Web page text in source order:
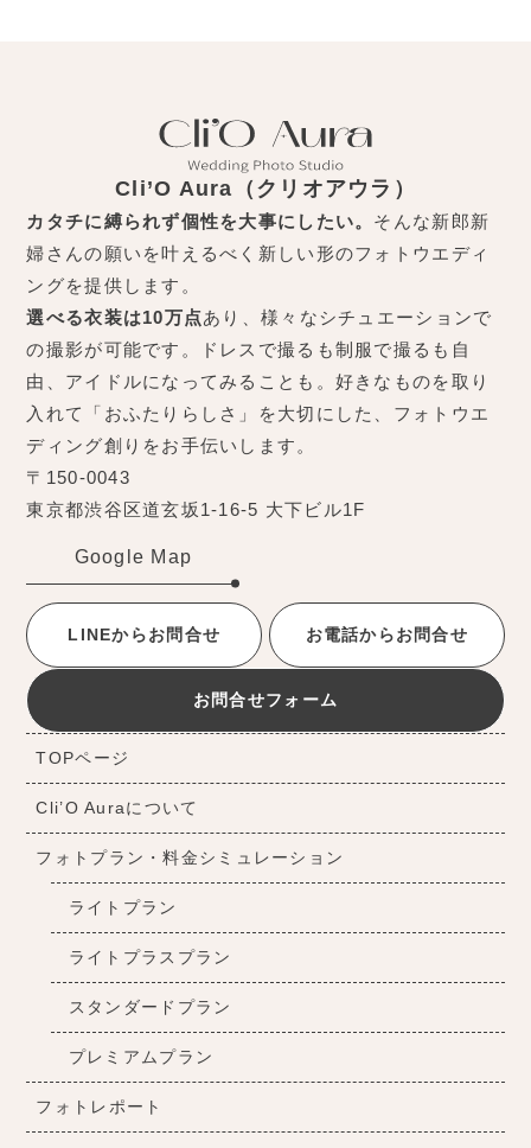
Cli’O Aura（クリオアウラ）
カタチに縛られず個性を大事にしたい。 そんな新郎新
婦さんの願いを叶えるべく新しい形のフォトウエディ
ングを提供します。
選べる衣装は10万点あり、様々なシチュエーションで
の撮影が可能です。ドレスで撮るも制服で撮るも自
由、アイドルになってみることも。好きなものを取り
入れて「おふたりらしさ」を大切にした、フォトウエ
ディング創りをお手伝いします。
〒150-0043
東京都渋谷区道玄坂1-16-5 大下ビル1F
Google Map
LINEからお問合せ お電話からお問合せ
お問合せフォーム
TOPページ
Cli’O Auraについて
フォトプラン・料金シミュレーション
ライトプラン
ライトプラスプラン
スタンダードプラン
プレミアムプラン
フォトレポート